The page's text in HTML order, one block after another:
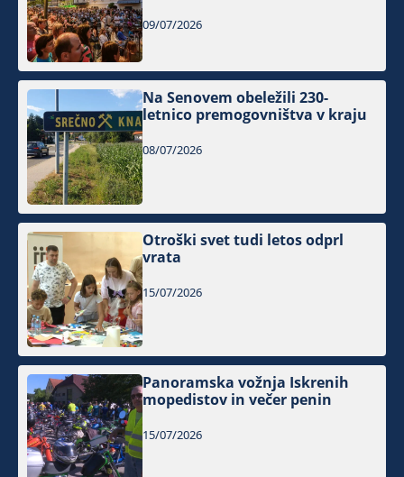
09/07/2026
Na Senovem obeležili 230-
letnico premogovništva v kraju
08/07/2026
Otroški svet tudi letos odprl
vrata
15/07/2026
Panoramska vožnja Iskrenih
mopedistov in večer penin
15/07/2026